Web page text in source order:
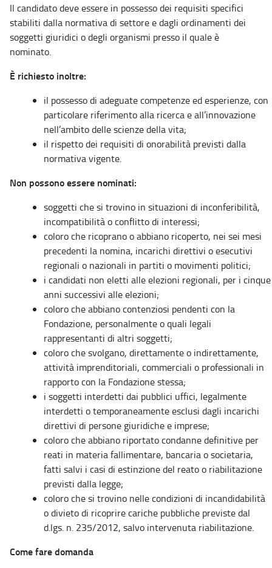
Il candidato deve essere in possesso dei requisiti specifici
stabiliti dalla normativa di settore e dagli ordinamenti dei
soggetti giuridici o degli organismi presso il quale è
nominato.
È richiesto inoltre:
il possesso di adeguate competenze ed esperienze, con
particolare riferimento alla ricerca e all’innovazione
nell’ambito delle scienze della vita;
il rispetto dei requisiti di onorabilità previsti dalla
normativa vigente.
Non possono essere nominati:
soggetti che si trovino in situazioni di inconferibilità,
incompatibilità o conflitto di interessi;
coloro che ricoprano o abbiano ricoperto, nei sei mesi
precedenti la nomina, incarichi direttivi o esecutivi
regionali o nazionali in partiti o movimenti politici;
i candidati non eletti alle elezioni regionali, per i cinque
anni successivi alle elezioni;
coloro che abbiano contenziosi pendenti con la
Fondazione, personalmente o quali legali
rappresentanti di altri soggetti;
coloro che svolgano, direttamente o indirettamente,
attività imprenditoriali, commerciali o professionali in
rapporto con la Fondazione stessa;
i soggetti interdetti dai pubblici uffici, legalmente
interdetti o temporaneamente esclusi dagli incarichi
direttivi di persone giuridiche e imprese;
coloro che abbiano riportato condanne definitive per
reati in materia fallimentare, bancaria o societaria,
fatti salvi i casi di estinzione del reato o riabilitazione
previsti dalla legge;
coloro che si trovino nelle condizioni di incandidabilità
o divieto di ricoprire cariche pubbliche previste dal
d.lgs. n. 235/2012, salvo intervenuta riabilitazione.
Come fare domanda